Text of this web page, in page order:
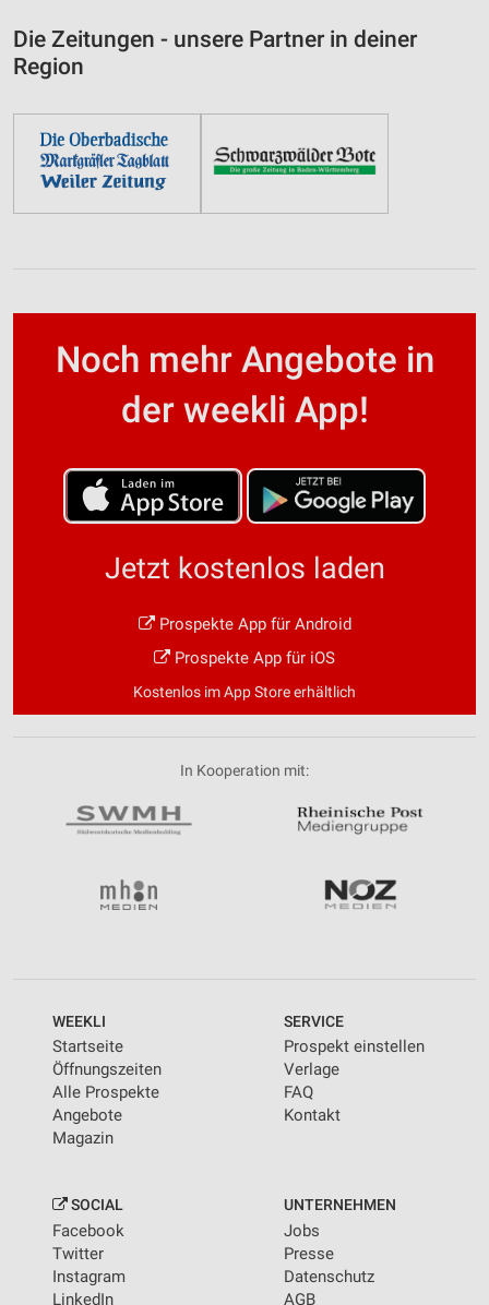
Die Zeitungen - unsere Partner in deiner
Region
Noch mehr Angebote in
der weekli App!
Jetzt kostenlos laden
Prospekte App für Android
Prospekte App für iOS
Kostenlos im App Store erhältlich
In Kooperation mit:
WEEKLI
Startseite
Öffnungszeiten
Alle Prospekte
Angebote
Magazin
SERVICE
Prospekt einstellen
Verlage
FAQ
Kontakt
SOCIAL
Facebook
Twitter
Instagram
LinkedIn
UNTERNEHMEN
Jobs
Presse
Datenschutz
AGB